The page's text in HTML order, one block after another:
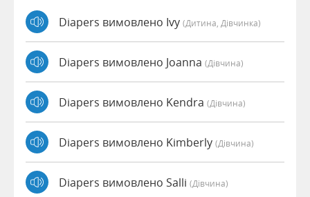
Diapers вимовлено Ivy (дитина, Дівчинка)
Diapers вимовлено Joanna (дівчина)
Diapers вимовлено Kendra (дівчина)
Diapers вимовлено Kimberly (дівчина)
Diapers вимовлено Salli (дівчина)